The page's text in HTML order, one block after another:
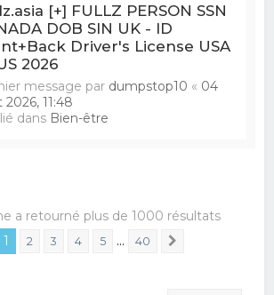
[+] FULLZ PERSON SSN
DOB SIN UK - ID
Driver's License USA
2026
message par dumpstop10 « 04
2026, 11:48
dans Bien-être
a retourné plus de 1000 résultats
sur 40
1 2 3 4 5 … 40